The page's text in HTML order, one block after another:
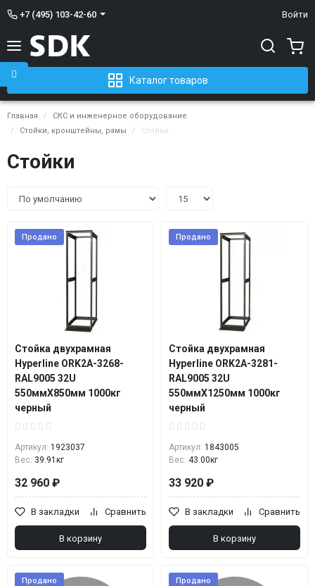
+7 (495) 103-42-60 Войти
Каталог товаров
Главная
СКС и инженерное оборудование
Стойки, кронштейны, рамы
Стойки
Стойки
Продано
Стойка двухрамная
Hyperline ORK2A-3268-
RAL9005 32U
550ммX850мм 1000кг
черный
Артикул: 1923037
Вес: 39.91кг
32 960 ₽
В закладки Сравнить
В корзину
Продано
Стойка двухрамная
Hyperline ORK2A-3281-
RAL9005 32U
550ммX1250мм 1000кг
черный
Артикул: 1843005
Вес: 43.00кг
33 920 ₽
В закладки Сравнить
В корзину
Продано Продано